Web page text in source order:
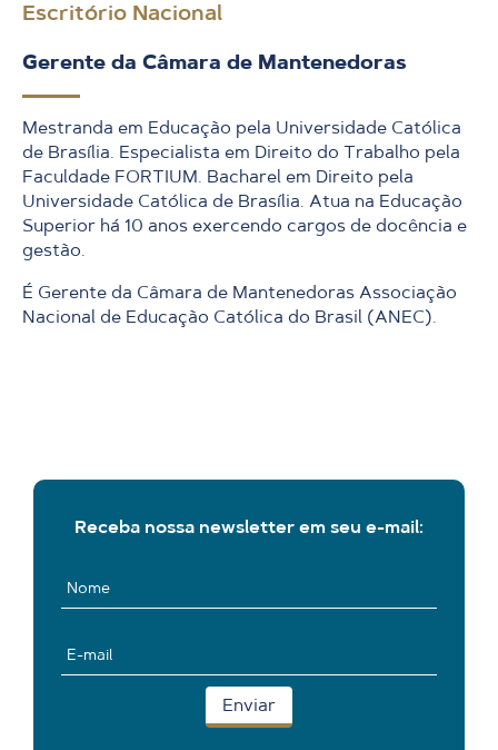
Escritório Nacional
Gerente da Câmara de Mantenedoras
Mestranda em Educação pela Universidade Católica
de Brasília. Especialista em Direito do Trabalho pela
Faculdade FORTIUM. Bacharel em Direito pela
Universidade Católica de Brasília. Atua na Educação
Superior há 10 anos exercendo cargos de docência e
gestão.
É Gerente da Câmara de Mantenedoras Associação
Nacional de Educação Católica do Brasil (ANEC).
Receba nossa newsletter em seu e-mail: